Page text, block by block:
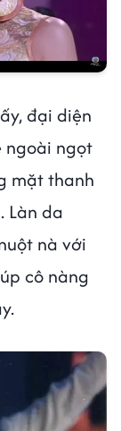
đại diện
ngoài ngọt
mặt thanh
Làn da
nà với
cô nàng